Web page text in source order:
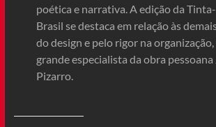
poética e narrativa. A edição da
Brasil se destaca em relação às
do design e pelo rigor na
grande especialista da obra
Pizarro.